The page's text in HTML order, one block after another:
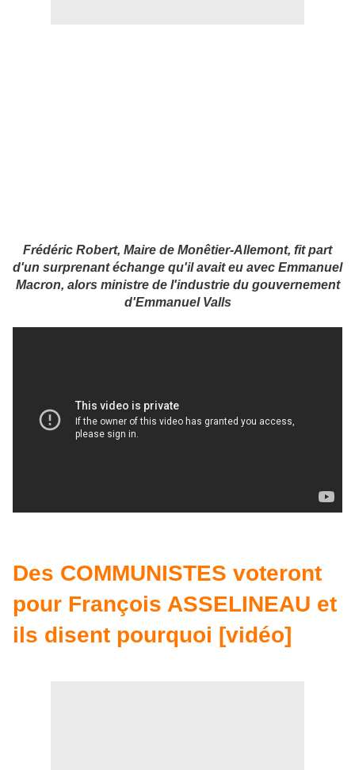
Frédéric Robert, Maire de Monêtier-Allemont, fit part
d'un surprenant échange qu'il avait eu avec Emmanuel
Macron, alors ministre de l'industrie du gouvernement
d'Emmanuel Valls
Des COMMUNISTES voteront
pour François ASSELINEAU et
ils disent pourquoi [vidéo]